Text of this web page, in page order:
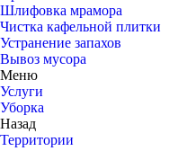
Шлифовка мрамора
Чистка кафельной плитки
Устранение запахов
Вывоз мусора
Меню
Услуги
Уборка
Назад
Территории